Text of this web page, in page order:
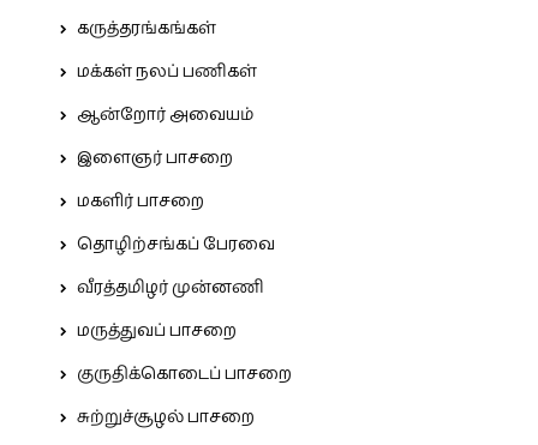
கருத்தரங்கங்கள்
மக்கள் நலப் பணிகள்
ஆன்றோர் அவையம்
இளைஞர் பாசறை
மகளிர் பாசறை
தொழிற்சங்கப் பேரவை
வீரத்தமிழர் முன்னணி
மருத்துவப் பாசறை
குருதிக்கொடைப் பாசறை
சுற்றுச்சூழல் பாசறை